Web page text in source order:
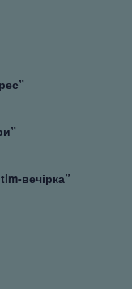
вечірка”